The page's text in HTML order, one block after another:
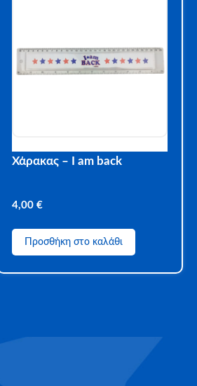
Χάρακας – I am back
4,00 €
Προσθήκη στο καλάθι